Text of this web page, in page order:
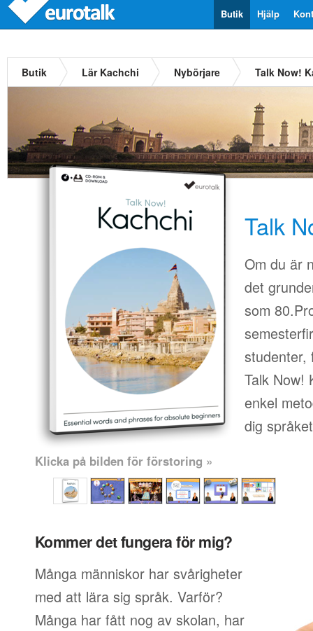
Hjälp
Butik
Butik Lär Kachchi Nybörjare Talk Now!
Talk
Om du är
det
som
studenter,
Talk Now!
enkel
dig
Klicka på bilden för förstoring »
Kommer det fungera för mig?
Många människor har svårigheter
med att lära sig språk. Varför?
Många har fått nog av skolan, har